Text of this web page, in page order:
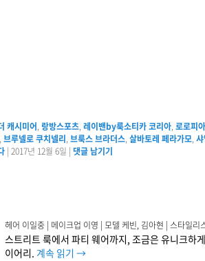
캐시미어,랑방스포츠,레이밴by룩소티카 코리아,로로피
,브루넬로 쿠치넬리,브룩스 브라더스,살바토레 페라가모,
| 2017년 12월 6일 | 댓글 남기기
헤어 이일중 | 메이크업 이영 | 모델 케빈, 김아현 | 스타일
스트리트 룩에서 파티 웨어까지, 조금은 유니크하
이어리. 계속 읽기 →